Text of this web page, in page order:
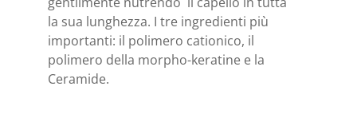
la sua lunghezza. I tre ingredienti più
importanti: il polimero cationico, il
polimero della morpho-keratine e la
Ceramide.